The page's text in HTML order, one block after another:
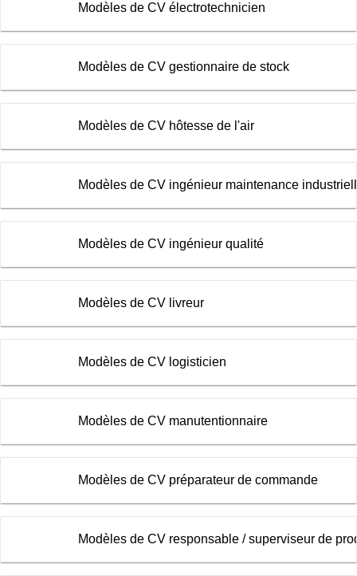
Modèles de CV électrotechnicien
Modèles de CV gestionnaire de stock
Modèles de CV hôtesse de l'air
Modèles de CV ingénieur maintenance
Modèles de CV ingénieur qualité
Modèles de CV livreur
Modèles de CV logisticien
Modèles de CV manutentionnaire
Modèles de CV préparateur de commande
Modèles de CV responsable / superviseur de